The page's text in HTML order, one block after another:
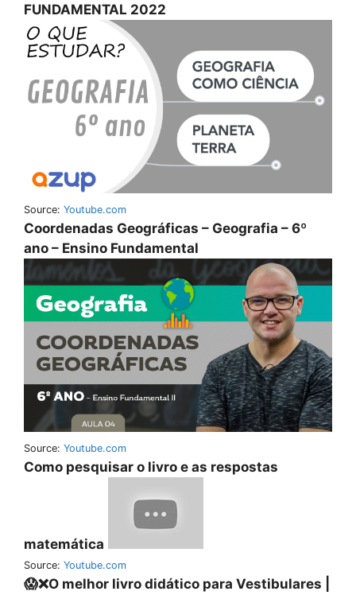
FUNDAMENTAL 2022
Source: Youtube.com
Coordenadas Geográficas – Geografia – 6º
ano – Ensino Fundamental
Source: Youtube.com
Como pesquisar o livro e as respostas
matemática
Source: Youtube.com
😱❌O melhor livro didático para Vestibulares |